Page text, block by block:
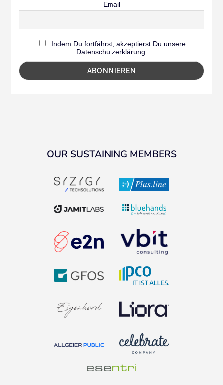
Email
Indem Du fortfährst, akzeptierst Du unsere
Datenschutzerklärung.
OUR SUSTAINING MEMBERS